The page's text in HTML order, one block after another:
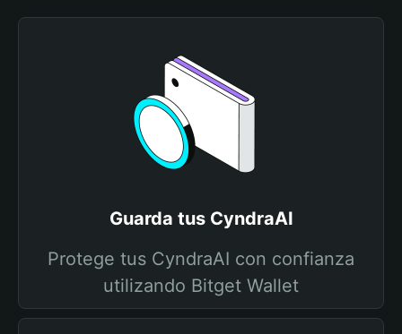
Guarda tus CyndraAI
Protege tus CyndraAI con confianza
utilizando Bitget Wallet